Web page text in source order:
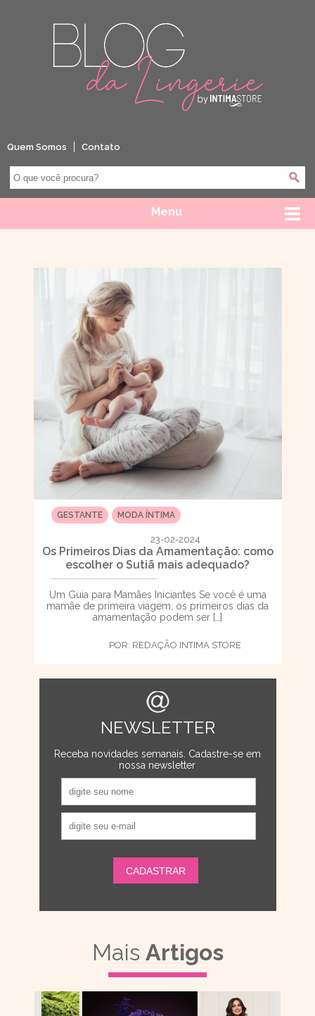
Quem Somos Contato
Menu
GESTANTE MODA ÍNTIMA
23-02-2024
Os Primeiros Dias da Amamentação: como
escolher o Sutiã mais adequado?
Um Guia para Mamães Iniciantes Se você é uma
mamãe de primeira viagem, os primeiros dias da
amamentação podem ser […]
POR: REDAÇÃO INTIMA STORE
NEWSLETTER
Receba novidades semanais. Cadastre-se em
nossa newsletter
Mais Artigos